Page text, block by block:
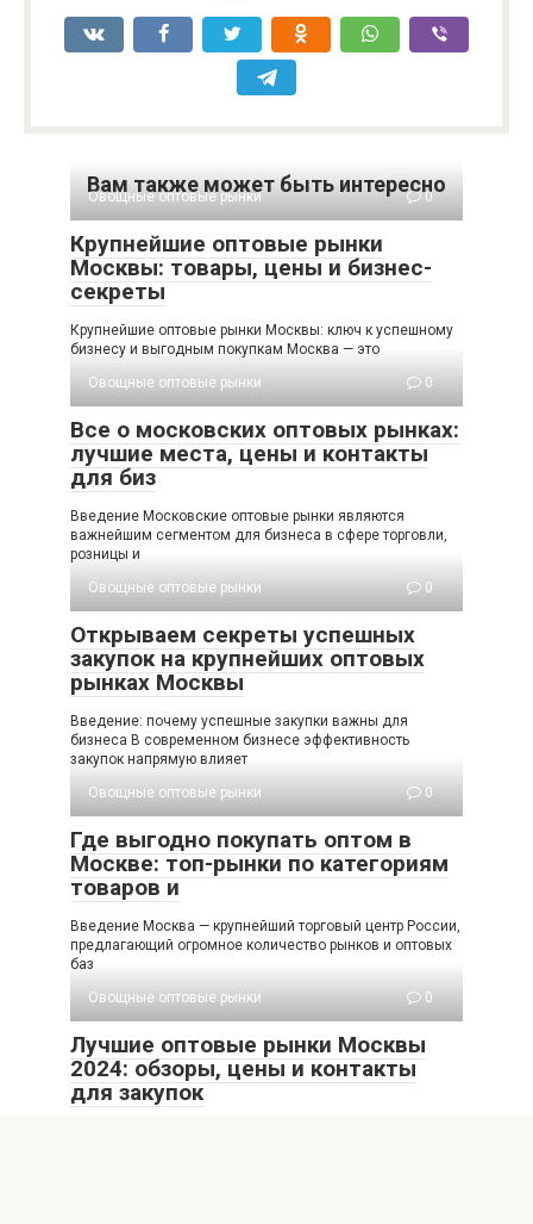
Вам также может быть интересно
Овощные оптовые рынки 0
Крупнейшие оптовые рынки
Москвы: товары, цены и бизнес-
секреты
Крупнейшие оптовые рынки Москвы: ключ к успешному
бизнесу и выгодным покупкам Москва — это
Овощные оптовые рынки
0
Все о московских оптовых рынках:
лучшие места, цены и контакты
для биз
Введение Московские оптовые рынки являются
важнейшим сегментом для бизнеса в сфере торговли,
розницы и
Овощные оптовые рынки
0
Открываем секреты успешных
закупок на крупнейших оптовых
рынках Москвы
Введение: почему успешные закупки важны для
бизнеса В современном бизнесе эффективность
закупок напрямую влияет
Овощные оптовые рынки
0
Где выгодно покупать оптом в
Москве: топ-рынки по категориям
товаров и
Введение Москва — крупнейший торговый центр России,
предлагающий огромное количество рынков и оптовых
баз
Овощные оптовые рынки
0
Лучшие оптовые рынки Москвы
2024: обзоры, цены и контакты
для закупок